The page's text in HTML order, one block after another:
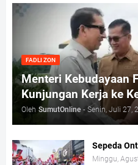
FADLI ZON
Menteri Kebudayaan
Kunjungan Kerja ke
Oleh SumutOnline - Senin, Juli 27,
Sepeda
Minggu,